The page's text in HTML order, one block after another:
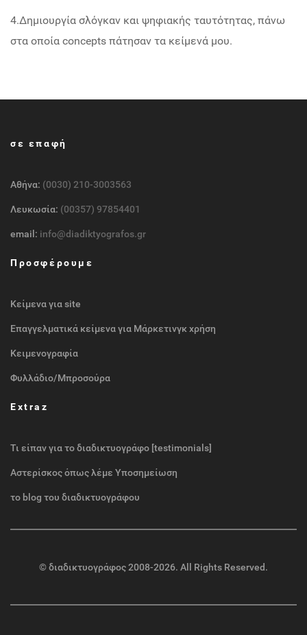
4.Δημιουργία σλόγκαν και ψηφιακής ταυτότητας, πάνω
στα οποία concepts πάτησαν τα κείμενά μου.
σε επαφή
Αθήνα: (0030) 210-3003563
Λευκωσία: (00357) 97854401
email: info@diadiktyografos.gr
Προσφέρουμε
Κείμενα για site
Επαγγελματικά κείμενα για Μάρκετινγκ χρήση
Κειμενογραφία
Φυλλάδιο/Μπροσούρα
Extraz
Τι είπαν για το διαδικτυογράφο [testimonials]
Αστερίσκος όπως λέμε Υποσημείωση
το blog του διαδικτυογράφου
©διαδικτυογράφος2008-2026. All Rights Reserved.